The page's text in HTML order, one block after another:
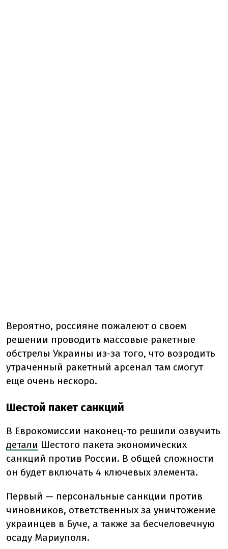
Вероятно, россияне пожалеют о своем
решении проводить массовые ракетные
обстрелы Украины из-за того, что возродить
утраченный ракетный арсенал там смогут
еще очень нескоро.
Шестой пакет санкций
В Еврокомиссии наконец-то решили озвучить
детали Шестого пакета экономических
санкций против России. В общей сложности
он будет включать 4 ключевых элемента.
Первый — персональные санкции против
чиновников, ответственных за уничтожение
украинцев в Буче, а также за бесчеловечную
осаду Мариуполя.